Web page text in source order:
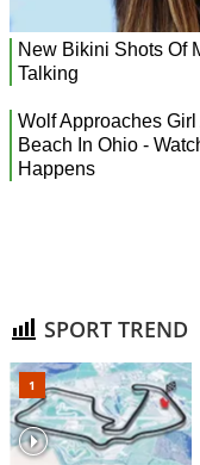
SPORT TREND